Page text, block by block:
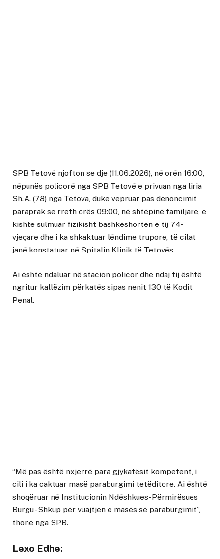
SPB Tetovë njofton se dje (11.06.2026), në orën 16:00,
nëpunës policorë nga SPB Tetovë e privuan nga liria
Sh.A. (78) nga Tetova, duke vepruar pas denoncimit
paraprak se rreth orës 09:00, në shtëpinë familjare, e
kishte sulmuar fizikisht bashkëshorten e tij 74-
vjeçare dhe i ka shkaktuar lëndime trupore, të cilat
janë konstatuar në Spitalin Klinik të Tetovës.
Ai është ndaluar në stacion policor dhe ndaj tij është
ngritur kallëzim përkatës sipas nenit 130 të Kodit
Penal.
“Më pas është nxjerrë para gjykatësit kompetent, i
cili i ka caktuar masë paraburgimi tetëditore. Ai është
shoqëruar në Institucionin Ndëshkues-Përmirësues
Burgu -Shkup për vuajtjen e masës së paraburgimit”,
thonë nga SPB.
Lexo Edhe: